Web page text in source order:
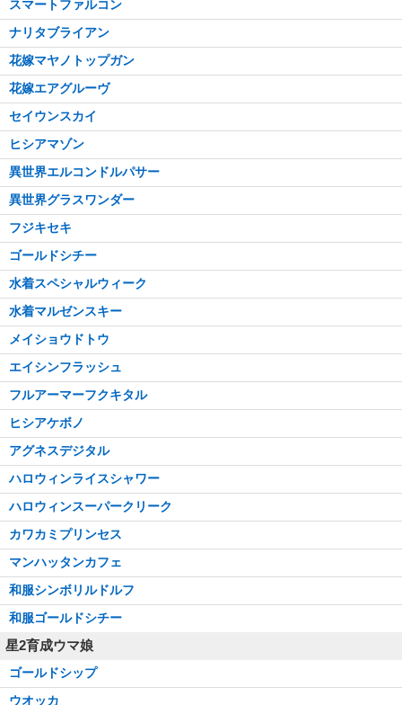
スマートファルコン
ナリタブライアン
花嫁マヤノトップガン
花嫁エアグルーヴ
セイウンスカイ
ヒシアマゾン
異世界エルコンドルパサー
異世界グラスワンダー
フジキセキ
ゴールドシチー
水着スペシャルウィーク
水着マルゼンスキー
メイショウドトウ
エイシンフラッシュ
フルアーマーフクキタル
ヒシアケボノ
アグネスデジタル
ハロウィンライスシャワー
ハロウィンスーパークリーク
カワカミプリンセス
マンハッタンカフェ
和服シンボリルドルフ
和服ゴールドシチー
星2育成ウマ娘
ゴールドシップ
ウオッカ